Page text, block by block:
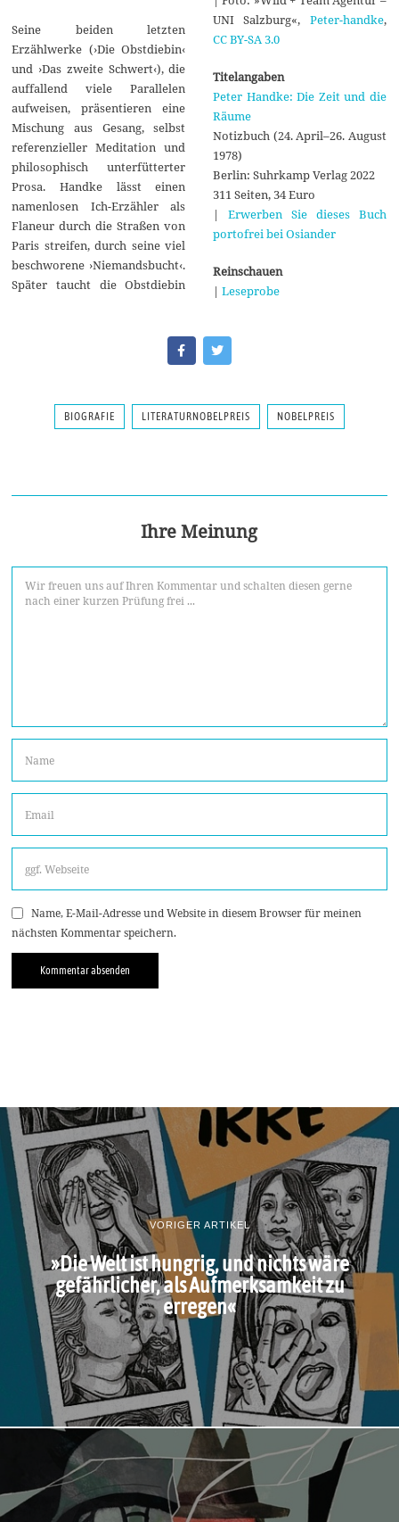
Seine beiden letzten
Erzählwerke (›Die Obstdiebin‹
und ›Das zweite Schwert‹), die
auffallend viele Parallelen
aufweisen, präsentieren eine
Mischung aus Gesang, selbst
referenzieller Meditation und
philosophisch unterfütterter
Prosa. Handke lässt einen
namenlosen Ich-Erzähler als
Flaneur durch die Straßen von
Paris streifen, durch seine viel
beschworene ›Niemandsbucht‹.
Später taucht die Obstdiebin
UNI Salzburg«, Peter-handke,
CC BY-SA 3.0
Titelangaben
Peter Handke: Die Zeit und die
Räume
Notizbuch (24. April–26. August
1978)
Berlin: Suhrkamp Verlag 2022
311 Seiten, 34 Euro
| Erwerben Sie dieses Buch
portofrei bei Osiander
Reinschauen
| Leseprobe
BIOGRAFIE LITERATURNOBELPREIS NOBELPREIS
Ihre Meinung
Name, E-Mail-Adresse und Website in diesem Browser für meinen
nächsten Kommentar speichern.
VORIGER ARTIKEL
»Die Welt ist hungrig, und nichts wäre
gefährlicher, als Aufmerksamkeit zu
erregen«